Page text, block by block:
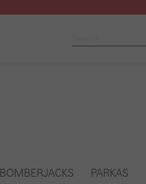
BOMBERJACKS PARKAS